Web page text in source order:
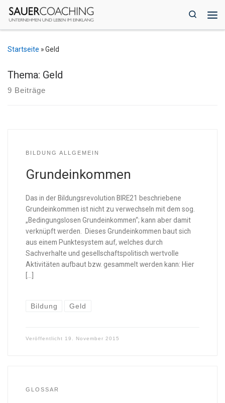
Zum Inhalt springen
Search
Startseite »Geld
Thema: Geld
9 Beiträge
BILDUNG ALLGEMEIN
Grundeinkommen
Das in der Bildungsrevolution BIRE21 beschriebene
Grundeinkommen ist nicht zu verwechseln mit dem sog.
„Bedingungslosen Grundeinkommen“; kann aber damit
verknüpft werden. Dieses Grundeinkommen baut sich
aus einem Punktesystem auf, welches durch
Sachverhalte und gesellschaftspolitisch wertvolle
Aktivitäten aufbaut bzw. gesammelt werden kann: Hier
[…]
Bildung Geld
Veröffentlicht 19. November 2015
GLOSSAR